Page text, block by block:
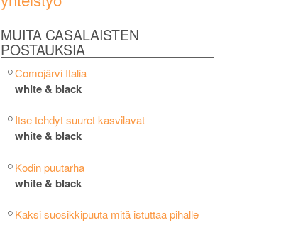
MUITA CASALAISTEN
POSTAUKSIA
Comojärvi Italia
white & black
Itse tehdyt suuret kasvilavat
white & black
Kodin puutarha
white & black
Kaksi suosikkipuuta mitä istuttaa pihalle